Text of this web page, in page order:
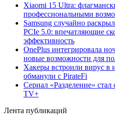
Xiaomi 15 Ultra:
профессиональными
Samsung случайно
PCIe 5.0: впечатляющие
эффективность
OnePlus интегрировала
новые возможности для
Хакеры встроили вирус в
обманули с PirateFi
Сериал «Разделение»
TV+
Лента публикаций